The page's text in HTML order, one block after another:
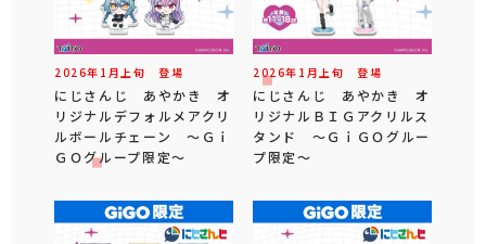
2026年 1 月 上旬 登場
にじさんじ あやかき オ
リジナルデフォルメアクリ
ルボールチェーン ～Ｇｉ
ＧＯグループ限定～
2026年 1 月 上旬 登場
にじさんじ あやかき オ
リジナルＢＩＧアクリルス
タンド ～ＧｉＧＯグルー
プ限定～